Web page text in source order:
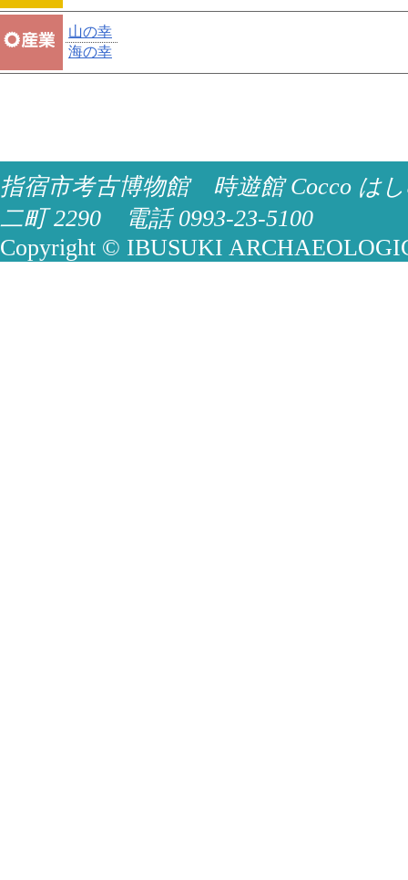
山の幸
海の幸
指宿市考古博物館 時遊館 Cocco は
二町 2290 電話 0993-23-5100
Copyright © IBUSUKI